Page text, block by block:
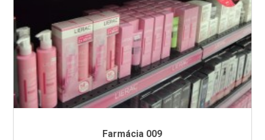
Farmácia 009